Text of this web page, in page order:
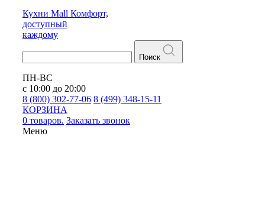
Кухни Mall Комфорт,
доступный
каждому
Поиск
ПН-ВС
с 10:00 до 20:00
8 (800) 302-77-06 8 (499) 348-15-11
КОРЗИНА
0 товаров. Заказать звонок
Меню